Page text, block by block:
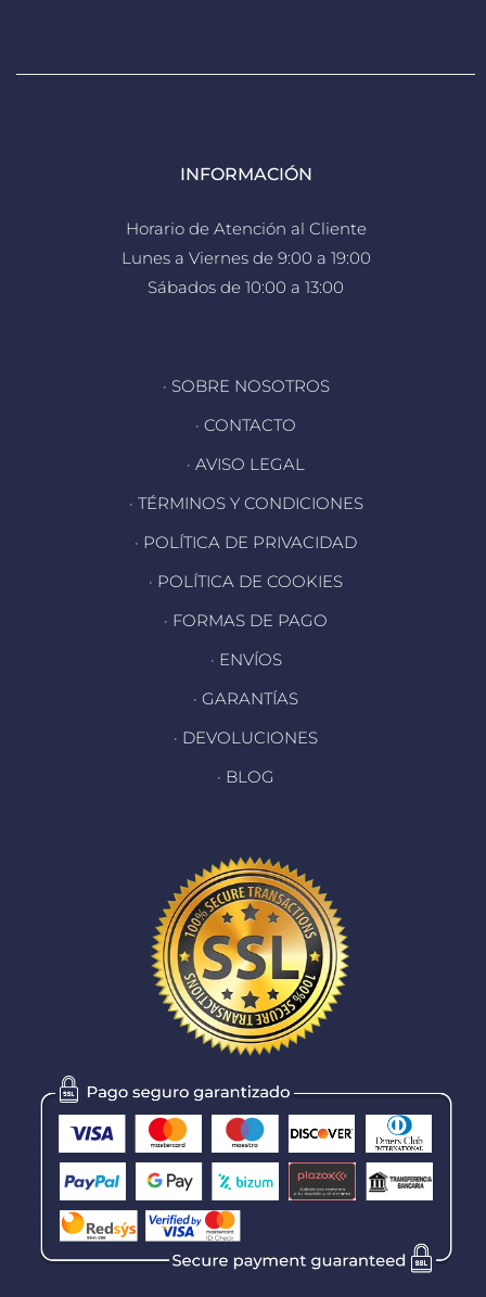
INFORMACIÓN
Horario de Atención al Cliente
Lunes a Viernes de 9:00 a 19:00
Sábados de 10:00 a 13:00
· SOBRE NOSOTROS
· CONTACTO
· AVISO LEGAL
· TÉRMINOS Y CONDICIONES
· POLÍTICA DE PRIVACIDAD
· POLÍTICA DE COOKIES
· FORMAS DE PAGO
· ENVÍOS
· GARANTÍAS
· DEVOLUCIONES
· BLOG